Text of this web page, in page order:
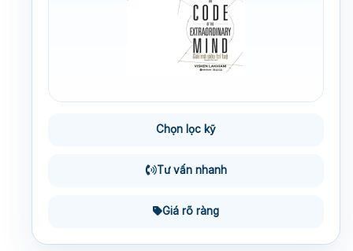
Chọn lọc kỹ
Tư vấn nhanh
Giá rõ ràng